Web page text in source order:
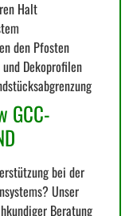
Halt
den Pfosten
Dekoprofilen
GCC-
bei der
Unser
Beratung